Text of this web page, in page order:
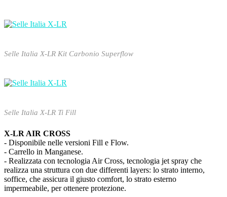
Selle Italia X-LR Kit Carbonio Superflow
Selle Italia X-LR Ti Fill
X-LR AIR CROSS
- Disponibile nelle versioni Fill e Flow.
- Carrello in Manganese.
- Realizzata con tecnologia Air Cross, tecnologia jet spray che
realizza una struttura con due differenti layers: lo strato interno,
soffice, che assicura il giusto comfort, lo strato esterno
impermeabile, per ottenere protezione.